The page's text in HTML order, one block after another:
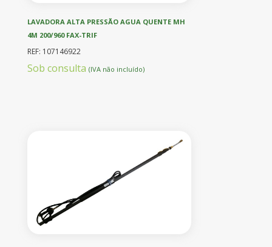
LAVADORA ALTA PRESSÃO AGUA QUENTE MH
4M 200/960 FAX-TRIF
REF: 107146922
Sob consulta (IVA não incluído)